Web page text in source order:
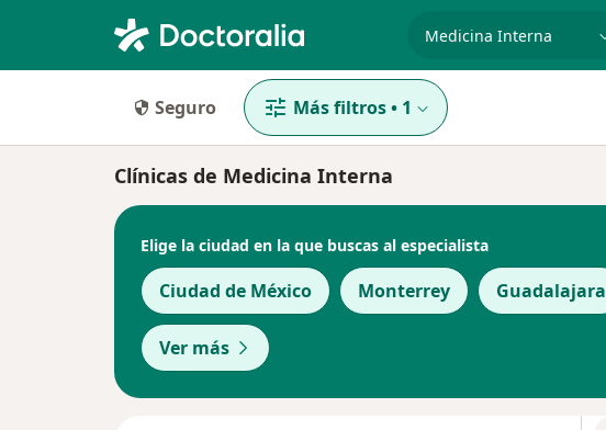
Seguro Más filtros• 1
Clínicas de Medicina Interna
Elige la ciudad en la que buscas al especialista
Ciudad de México Monterrey Guadalajara
Ver más